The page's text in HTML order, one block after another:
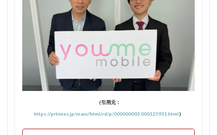
人紹介
すれば2
回線無
料に！
1.1.4
家族全
員でお
得に！
料にな
（引用元：
https://prtimes.jp/main/html/rd/p/000000003.000125931.html）